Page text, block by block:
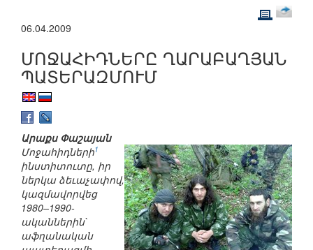
06.04.2009
ՄՈՋԱՀԻԴՆԵՐԸ ՂԱՐԱԲԱՂՅԱՆ
ՊԱՏԵՐԱԶՄՈՒՄ
Արաքս Փաշայան
Մոջահիդների1
ինստիտուտը, իր
ներկա ձեւաչափով,
կազմավորվեց
1980–1990-
ականներին`
աֆղանական